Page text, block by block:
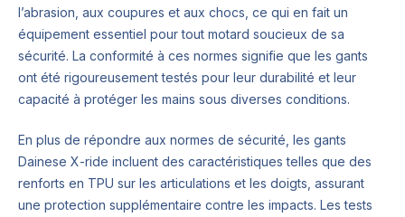
l’abrasion, aux coupures et aux chocs, ce qui en fait un
équipement essentiel pour tout motard soucieux de sa
sécurité. La conformité à ces normes signifie que les gants
ont été rigoureusement testés pour leur durabilité et leur
capacité à protéger les mains sous diverses conditions.
En plus de répondre aux normes de sécurité, les gants
Dainese X-ride incluent des caractéristiques telles que des
renforts en TPU sur les articulations et les doigts, assurant
une protection supplémentaire contre les impacts. Les tests